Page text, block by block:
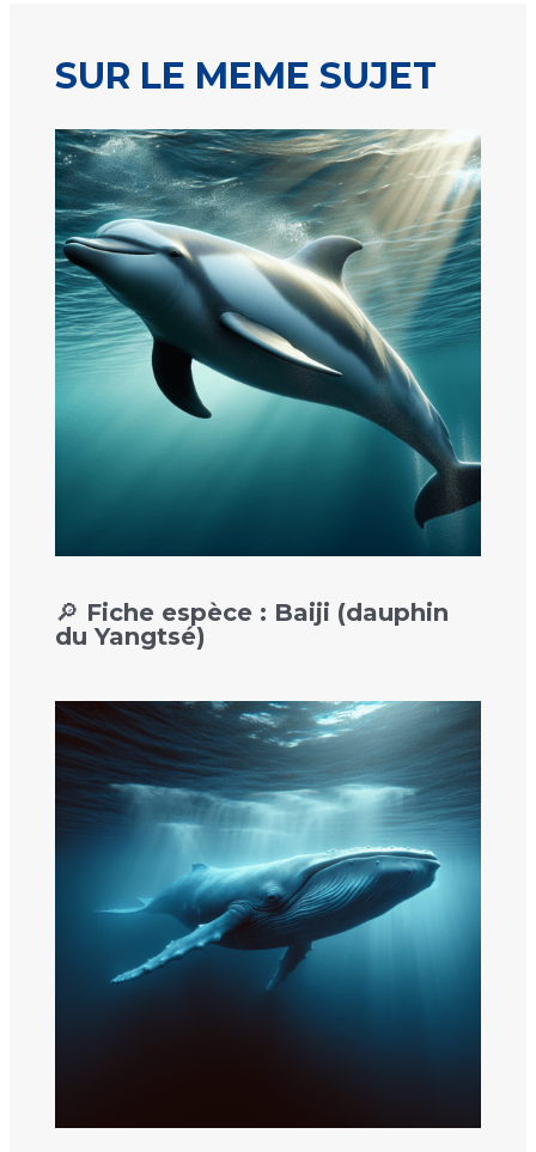
SUR LE MEME SUJET
🔎 Fiche espèce : Baiji (dauphin
du Yangtsé)